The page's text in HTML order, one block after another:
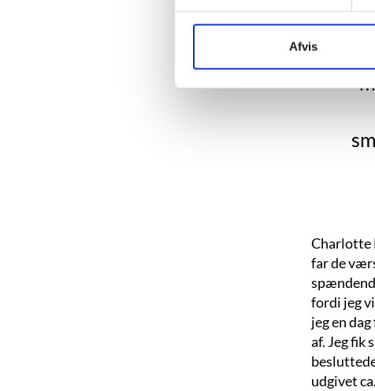
Afvis
Charlotte
far de
fordi jeg
jeg en
af. Jeg fik
udgivet